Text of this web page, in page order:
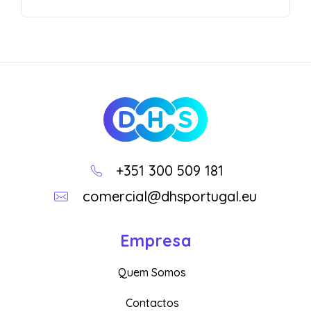
+351 300 509 181
comercial@dhsportugal.eu
Empresa
Quem Somos
Contactos